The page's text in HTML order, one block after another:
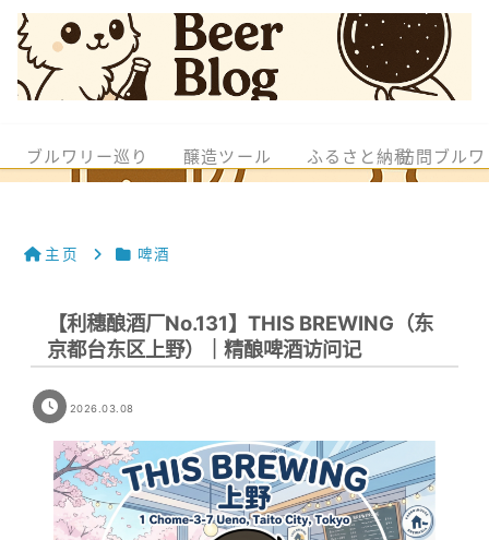
ブルワリー巡り 醸造ツール ふるさと納税訪問ブル
主页 啤酒
【利穗酿酒厂No.131】THIS BREWING（东
京都台东区上野）｜精酿啤酒访问记
2026.03.08